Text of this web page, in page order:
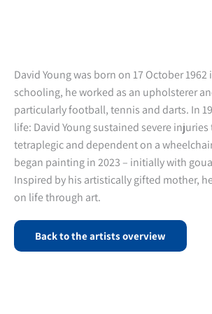
David Young was born on 17 October
schooling, he worked as an upholsterer
particularly football, tennis and darts. In
life: David Young sustained severe
tetraplegic and dependent on a
began painting in 2023 – initially with
Inspired by his artistically gifted mother,
on life through art.
Back to the artists overview